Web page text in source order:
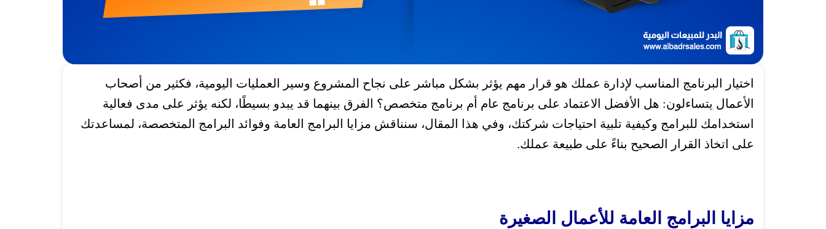
اختيار البرنامج المناسب لإدارة عملك هو قرار مهم يؤثر بشكل مباشر على نجاح المشروع وسير العمليات اليومية، فكثير من أصحاب
الأعمال يتساءلون: هل الأفضل الاعتماد على برنامج عام أم برنامج متخصص؟ الفرق بينهما قد يبدو بسيطًا، لكنه يؤثر على مدى فعالية
استخدامك للبرامج وكيفية تلبية احتياجات شركتك، وفي هذا المقال، سنناقش مزايا البرامج العامة وفوائد البرامج المتخصصة، لمساعدتك
على اتخاذ القرار الصحيح بناءً على طبيعة عملك.
مزايا البرامج العامة للأعمال الصغيرة